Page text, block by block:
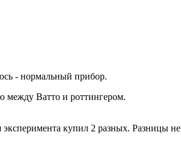
- нормальный прибор.
между Ватто и роттингером.
купил 2 разных. Разницы не